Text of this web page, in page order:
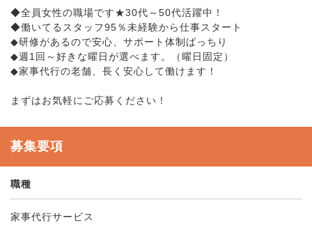
◆全員女性の職場です★30代～50代活躍中！
◆働いてるスタッフ95％未経験から仕事スタート
◆研修があるので安心、サポート体制ばっちり
◆週1回～好きな曜日が選べます。（曜日固定）
◆家事代行の老舗、長く安心して働けます！
まずはお気軽にご応募ください！
募集要項
職種
家事代行サービス